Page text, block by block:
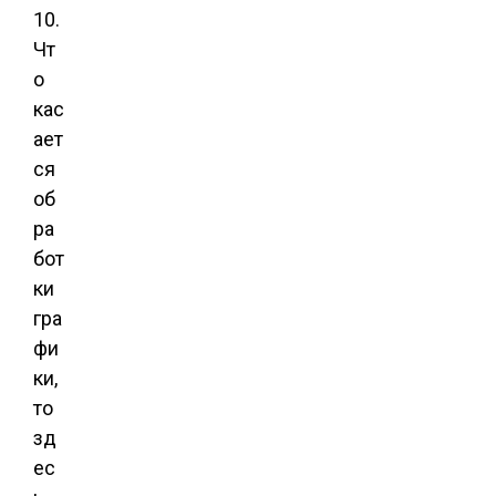
10.
Чт
о
кас
ает
ся
об
ра
бот
ки
гра
фи
ки,
то
зд
ес